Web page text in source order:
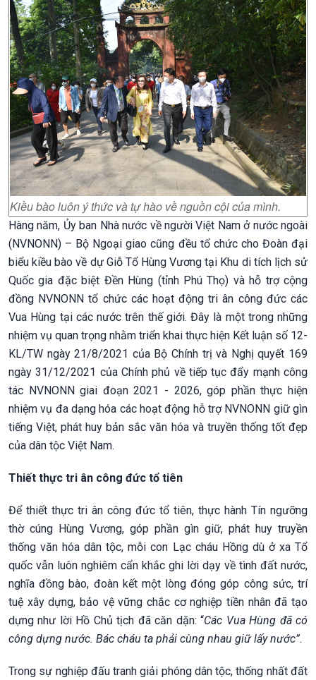
Kiều bào luôn ý thức và tự hào về nguồn cội của mình.
Hàng năm, Ủy ban Nhà nước về người Việt Nam ở nước ngoài
(NVNONN) – Bộ Ngoại giao cũng đều tổ chức cho Đoàn đại
biểu kiều bào về dự Giỗ Tổ Hùng Vương tại Khu di tích lịch sử
Quốc gia đặc biệt Đền Hùng (tỉnh Phú Thọ) và hỗ trợ cộng
đồng NVNONN tổ chức các hoạt động tri ân công đức các
Vua Hùng tại các nước trên thế giới. Đây là một trong những
nhiệm vụ quan trọng nhằm triển khai thực hiện Kết luận số 12-
KL/TW ngày 21/8/2021 của Bộ Chính trị và Nghị quyết 169
ngày 31/12/2021 của Chính phủ về tiếp tục đẩy mạnh công
tác NVNONN giai đoạn 2021 - 2026, góp phần thực hiện
nhiệm vụ đa dạng hóa các hoạt động hỗ trợ NVNONN giữ gìn
tiếng Việt, phát huy bản sắc văn hóa và truyền thống tốt đẹp
của dân tộc Việt Nam.
Thiết thực tri ân công đức tổ tiên
Để thiết thực tri ân công đức tổ tiên, thực hành Tín ngưỡng
thờ cúng Hùng Vương, góp phần gìn giữ, phát huy truyền
thống văn hóa dân tộc, mỗi con Lạc cháu Hồng dù ở xa Tổ
quốc vẫn luôn nghiêm cẩn khắc ghi lời dạy về tình đất nước,
nghĩa đồng bào, đoàn kết một lòng đóng góp công sức, trí
tuệ xây dựng, bảo vệ vững chắc cơ nghiệp tiền nhân đã tạo
dựng như lời Hồ Chủ tịch đã căn dặn: “Các Vua Hùng đã có
công dựng nước. Bác cháu ta phải cùng nhau giữ lấy nước”.
Trong sự nghiệp đấu tranh giải phóng dân tộc, thống nhất đất